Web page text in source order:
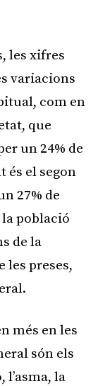
les xifres
variacions
com en
que
un 24% de
és el segon
27% de
la població
de la
les preses,
més en les
són els
la